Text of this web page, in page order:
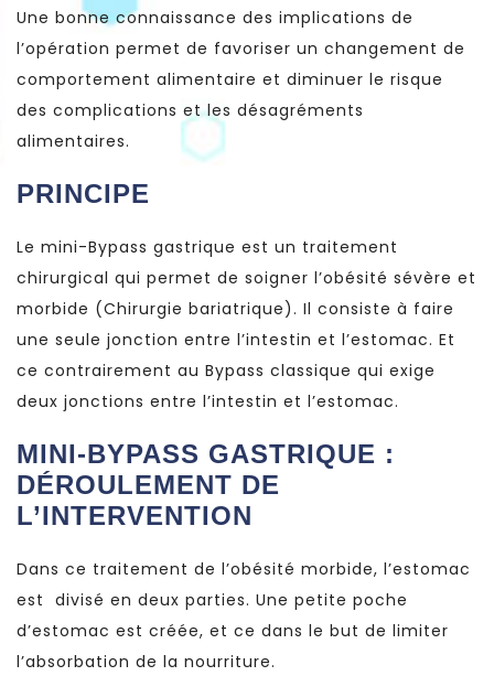
Une bonne connaissance des implications de
l’opération permet de favoriser un changement de
comportement alimentaire et diminuer le risque
des complications et les désagréments
alimentaires.
PRINCIPE
Le mini-Bypass gastrique est un traitement
chirurgical qui permet de soigner l’obésité sévère et
morbide (Chirurgie bariatrique). Il consiste à faire
une seule jonction entre l’intestin et l’estomac. Et
ce contrairement au Bypass classique qui exige
deux jonctions entre l’intestin et l’estomac.
MINI-BYPASS GASTRIQUE :
DÉROULEMENT DE
L’INTERVENTION
Dans ce traitement de l’obésité morbide, l’estomac
est divisé en deux parties. Une petite poche
d’estomac est créée, et ce dans le but de limiter
l’absorbation de la nourriture.